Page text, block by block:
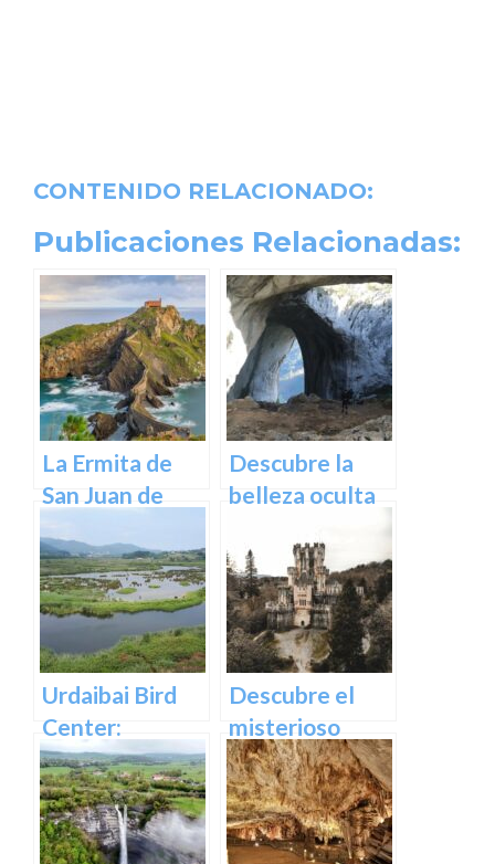
CONTENIDO RELACIONADO:
Publicaciones Relacionadas:
La Ermita de
San Juan de
Historia, Ruta y
Experiencia
Inolvidable en
Euskadi
Descubre la
belleza oculta
en las Cuevas
de Oñati
Urdaibai Bird
Center:
Descubre la
vida de las aves
en plena
naturaleza
Descubre el
misterioso
encanto del
Castillo de
Butrón